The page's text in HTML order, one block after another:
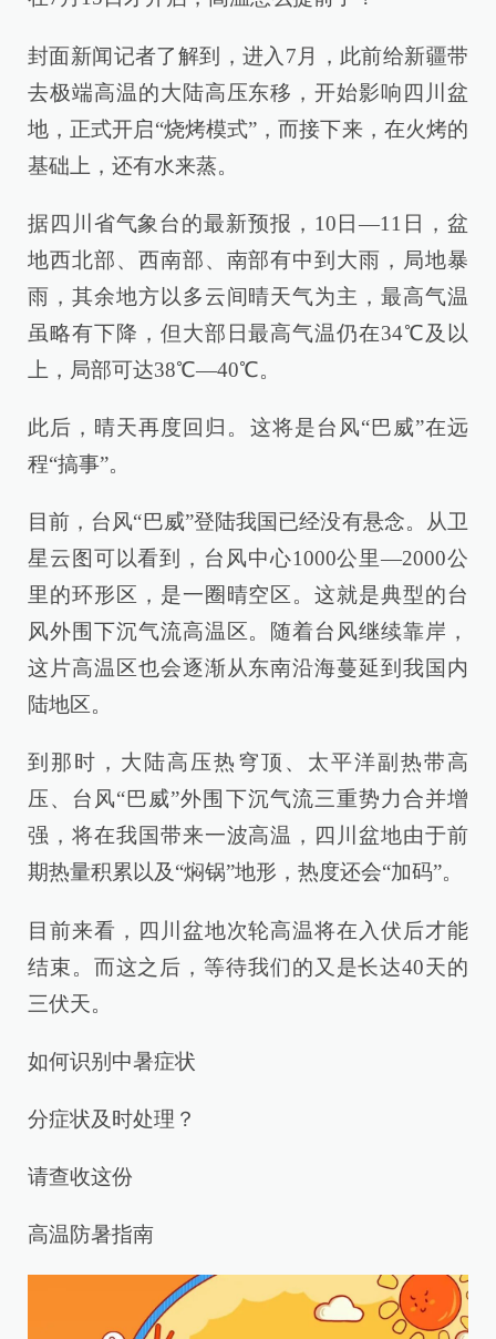
封面新闻记者了解到，进入7月，此前给新疆带
去极端高温的大陆高压东移，开始影响四川盆
地，正式开启“烧烤模式”，而接下来，在火烤的
基础上，还有水来蒸。
据四川省气象台的最新预报，10日—11日，盆
地西北部、西南部、南部有中到大雨，局地暴
雨，其余地方以多云间晴天气为主，最高气温
虽略有下降，但大部日最高气温仍在34℃及以
上，局部可达38℃—40℃。
此后，晴天再度回归。这将是台风“巴威”在远
程“搞事”。
目前，台风“巴威”登陆我国已经没有悬念。从卫
星云图可以看到，台风中心1000公里—2000公
里的环形区，是一圈晴空区。这就是典型的台
风外围下沉气流高温区。随着台风继续靠岸，
这片高温区也会逐渐从东南沿海蔓延到我国内
陆地区。
到那时，大陆高压热穹顶、太平洋副热带高
压、台风“巴威”外围下沉气流三重势力合并增
强，将在我国带来一波高温，四川盆地由于前
期热量积累以及“焖锅”地形，热度还会“加码”。
目前来看，四川盆地次轮高温将在入伏后才能
结束。而这之后，等待我们的又是长达40天的
三伏天。
如何识别中暑症状
分症状及时处理？
请查收这份
高温防暑指南